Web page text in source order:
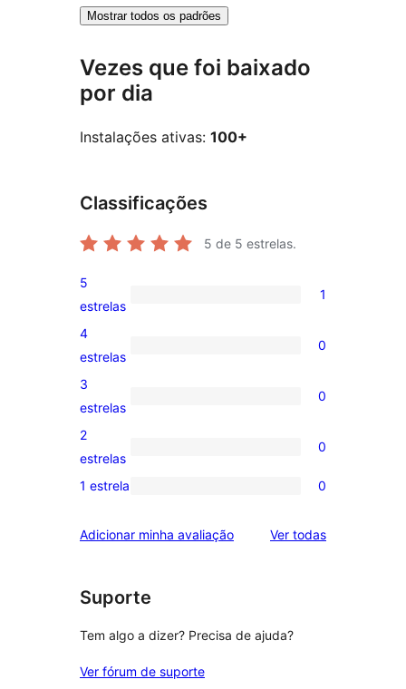
Mostrar todos os padrões
Vezes que foi baixado
por dia
Instalações ativas: 100+
Classificações
5 de 5 estrelas.
1
avaliação
com
5
estrela
5
estrelas
1
0
avaliação
com
4
estrela
4
estrelas
0
0
avaliação
com
3
3
estrelas
0
0
avaliação
2
2
estrelas
0
com
estrela
1 estrela 0
Adicionar minha avaliação Ver todasavaliações
Suporte
Tem algo a dizer? Precisa de ajuda?
Ver fórum de suporte